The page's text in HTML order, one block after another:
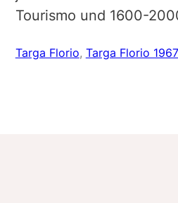
Tourismo und 1600-
Targa Florio, Targa Florio 1967